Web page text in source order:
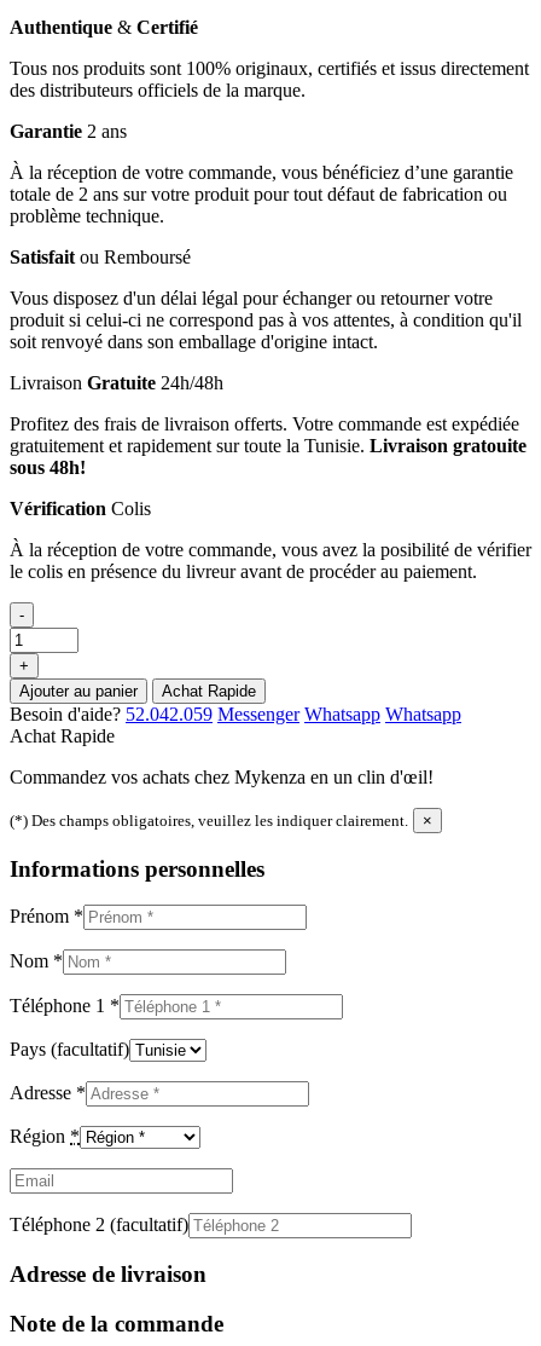
Authentique & Certifié
Tous nos produits sont 100% originaux, certifiés et issus directement
des distributeurs officiels de la marque.
Garantie 2 ans
À la réception de votre commande, vous bénéficiez d’une garantie
totale de 2 ans sur votre produit pour tout défaut de fabrication ou
problème technique.
Satisfait ou Remboursé
Vous disposez d'un délai légal pour échanger ou retourner votre
produit si celui-ci ne correspond pas à vos attentes, à condition qu'il
soit renvoyé dans son emballage d'origine intact.
Livraison Gratuite 24h/48h
Profitez des frais de livraison offerts. Votre commande est expédiée
gratuitement et rapidement sur toute la Tunisie. Livraison gratouite
sous 48h!
Vérification Colis
À la réception de votre commande, vous avez la posibilité de vérifier
le colis en présence du livreur avant de procéder au paiement.
-
+
Ajouter au panier
Achat Rapide
Besoin d'aide? 52.042.059 Messenger Whatsapp Whatsapp
Achat Rapide
Commandez vos achats chez Mykenza en un clin d'œil!
(*) Des champs obligatoires, veuillez les indiquer clairement. ×
Informations personnelles
Prénom *
Nom *
Téléphone 1 *
Pays (facultatif)
Adresse *
Région *
Email
Téléphone 2 (facultatif)
Adresse de livraison
Note de la commande